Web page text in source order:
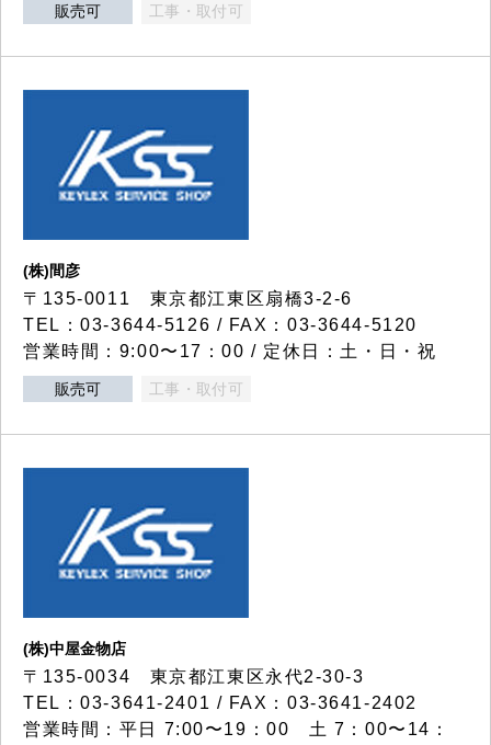
販売可 工事・取付可
(株)間彦
〒135-0011 東京都江東区扇橋3-2-6
TEL：03-3644-5126 / FAX：03-3644-5120
営業時間：9:00〜17：00 / 定休日：土・日・祝
販売可 工事・取付可
(株)中屋金物店
〒135-0034 東京都江東区永代2-30-3
TEL：03-3641-2401 / FAX：03-3641-2402
営業時間：平日 7:00〜19：00 土 7：00〜14：